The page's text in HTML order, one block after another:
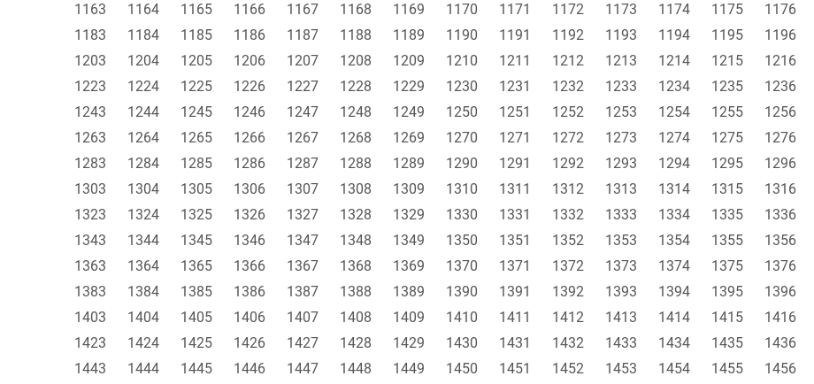
1163
1164 1165 1166 1167 1168 1169 1170 1171 1172 1173 1174 1175 1176
1183
1184 1185 1186 1187 1188 1189 1190 1191 1192 1193 1194 1195 1196
1203
1204 1205 1206 1207 1208 1209 1210 1211 1212 1213 1214 1215 1216
1223
1224 1225 1226 1227 1228 1229 1230 1231 1232 1233 1234 1235 1236
1243
1244 1245 1246 1247 1248 1249 1250 1251 1252 1253 1254 1255 1256
1263
1264 1265 1266 1267 1268 1269 1270 1271 1272 1273 1274 1275 1276
1283
1284 1285 1286 1287 1288 1289 1290 1291 1292 1293 1294 1295 1296
1303
1304 1305 1306 1307 1308 1309 1310 1311 1312 1313 1314 1315 1316
1323
1324 1325 1326 1327 1328 1329 1330 1331 1332 1333 1334 1335 1336
1343
1344 1345 1346 1347 1348 1349 1350 1351 1352 1353 1354 1355 1356
1363
1364 1365 1366 1367 1368 1369 1370 1371 1372 1373 1374 1375 1376
1383
1384 1385 1386 1387 1388 1389 1390 1391 1392 1393 1394 1395 1396
1403
1404 1405 1406 1407 1408 1409 1410 1411 1412 1413 1414 1415 1416
1423
1424 1425 1426 1427 1428 1429 1430 1431 1432 1433 1434 1435 1436
1443
1444 1445 1446 1447 1448 1449 1450 1451 1452 1453 1454 1455 1456